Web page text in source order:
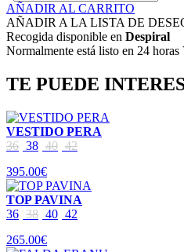
AÑADIR AL CARRITO
AÑADIR A LA LISTA DE
Recogida disponible en Despiral
Normalmente está listo en 24
TE PUEDE
VESTIDO PERA
36 38 40 42
395.00€
TOP PAVINA
36 38 40 42
265.00€